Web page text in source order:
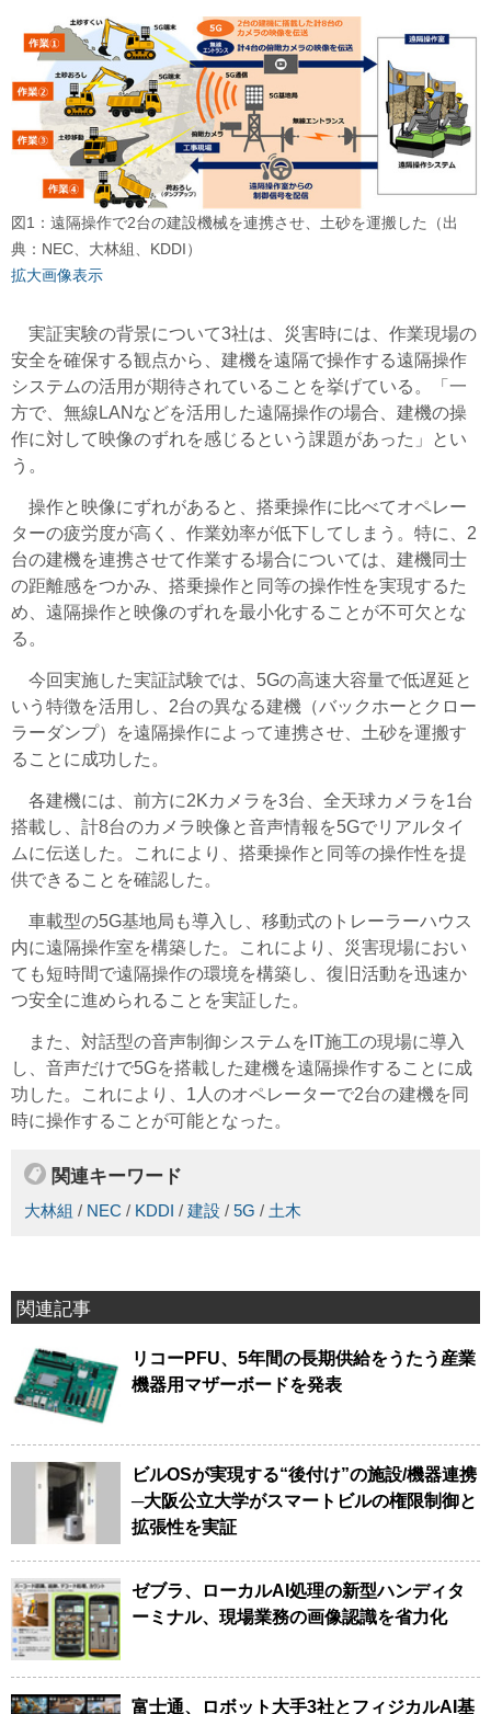
図1：遠隔操作で2台の建設機械を連携させ、土砂を運搬した（出
典：NEC、大林組、KDDI）
拡大画像表示
実証実験の背景について3社は、災害時には、作業現場の
安全を確保する観点から、建機を遠隔で操作する遠隔操作
システムの活用が期待されていることを挙げている。「一
方で、無線LANなどを活用した遠隔操作の場合、建機の操
作に対して映像のずれを感じるという課題があった」とい
う。
操作と映像にずれがあると、搭乗操作に比べてオペレー
ターの疲労度が高く、作業効率が低下してしまう。特に、2
台の建機を連携させて作業する場合については、建機同士
の距離感をつかみ、搭乗操作と同等の操作性を実現するた
め、遠隔操作と映像のずれを最小化することが不可欠とな
る。
今回実施した実証試験では、5Gの高速大容量で低遅延と
いう特徴を活用し、2台の異なる建機（バックホーとクロー
ラーダンプ）を遠隔操作によって連携させ、土砂を運搬す
ることに成功した。
各建機には、前方に2Kカメラを3台、全天球カメラを1台
搭載し、計8台のカメラ映像と音声情報を5Gでリアルタイ
ムに伝送した。これにより、搭乗操作と同等の操作性を提
供できることを確認した。
車載型の5G基地局も導入し、移動式のトレーラーハウス
内に遠隔操作室を構築した。これにより、災害現場におい
ても短時間で遠隔操作の環境を構築し、復旧活動を迅速か
つ安全に進められることを実証した。
また、対話型の音声制御システムをIT施工の現場に導入
し、音声だけで5Gを搭載した建機を遠隔操作することに成
功した。これにより、1人のオペレーターで2台の建機を同
時に操作することが可能となった。
関連キーワード
大林組 / NEC / KDDI / 建設 / 5G / 土木
関連記事
リコーPFU、5年間の長期供給をうたう産業
機器用マザーボードを発表
ビルOSが実現する“後付け”の施設/機器連携
─大阪公立大学がスマートビルの権限制御と
拡張性を実証
ゼブラ、ローカルAI処理の新型ハンディタ
ーミナル、現場業務の画像認識を省力化
富士通、ロボット大手3社とフィジカルAI基